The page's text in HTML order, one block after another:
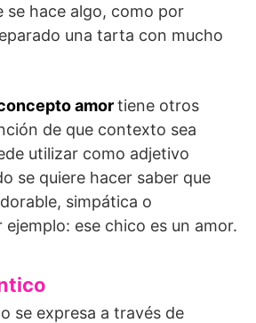
se hace algo, como por
una tarta con mucho
amortiene otros
de que contexto sea
utilizar como adjetivo
se quiere hacer saber que
simpática o
ese chico es un amor.
se expresa a través de